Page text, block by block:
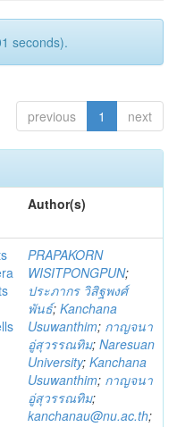
seconds).
previous 1 next
Author(s)
PRAPAKORN
WISITPONGPUN;
ประภากร วิสิฐพงศ์
พันธ์; Kanchana
Usuwanthim; กาญจนา
อู่สุวรรณทิม; Naresuan
University; Kanchana
Usuwanthim; กาญจนา
อู่สุวรรณทิม;
kanchanau@nu.ac.th;